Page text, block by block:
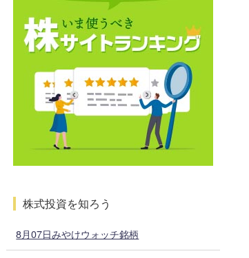
株式投資を知ろう
8月07日みやけウォッチ銘柄